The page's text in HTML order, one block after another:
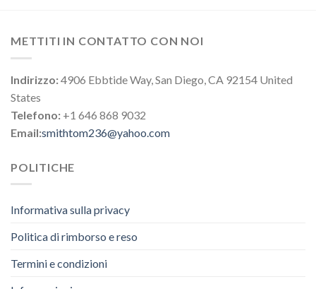
METTITI IN CONTATTO CON NOI
Indirizzo:4906 Ebbtide Way, San Diego, CA 92154 United
States
Telefono: +1 646 868 9032
Email:smithtom236@yahoo.com
POLITICHE
Informativa sulla privacy
Politica di rimborso e reso
Termini e condizioni